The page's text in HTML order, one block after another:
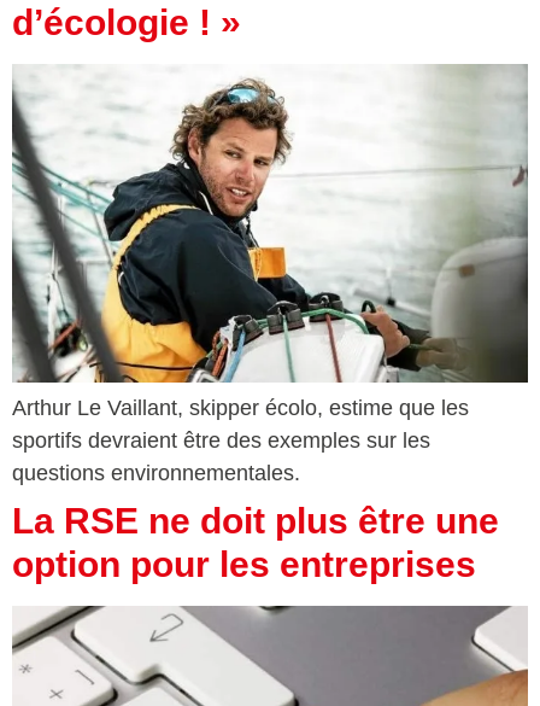
d’écologie ! »
Arthur Le Vaillant, skipper écolo, estime que les
sportifs devraient être des exemples sur les
questions environnementales.
La RSE ne doit plus être une
option pour les entreprises